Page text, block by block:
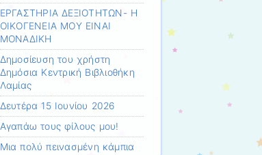
ΕΡΓΑΣΤΗΡΙΑ ΔΕΞΙΟΤΗΤΩΝ- Η
ΟΙΚΟΓΕΝΕΙΑ ΜΟΥ ΕΙΝΑΙ
ΜΟΝΑΔΙΚΗ
Δημοσίευση του χρήστη
Δημόσια Κεντρική Βιβλιοθήκη
Λαμίας
Δευτέρα 15 Ιουνίου 2026
Αγαπάω τους φίλους μου!
Μια πολύ πεινασμένη κάμπια